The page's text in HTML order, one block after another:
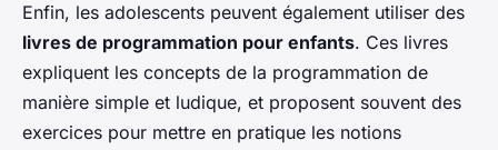
Enfin, les adolescents peuvent également utiliser des
livres de programmation pour enfants. Ces livres
expliquent les concepts de la programmation de
manière simple et ludique, et proposent souvent des
exercices pour mettre en pratique les notions